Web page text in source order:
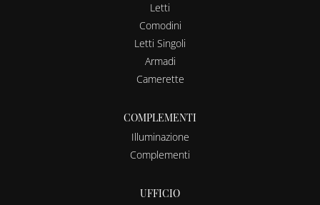
Letti
Comodini
Letti Singoli
Armadi
Camerette
COMPLEMENTI
Illuminazione
Complementi
UFFICIO